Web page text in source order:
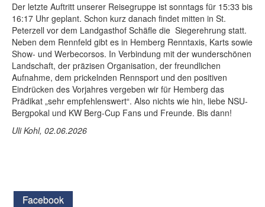
Der letzte Auftritt unserer Reisegruppe ist sonntags für 15:33 bis
16:17 Uhr geplant. Schon kurz danach findet mitten in St.
Peterzell vor dem Landgasthof Schäfle die Siegerehrung statt.
Neben dem Rennfeld gibt es in Hemberg Renntaxis, Karts sowie
Show- und Werbecorsos. In Verbindung mit der wunderschönen
Landschaft, der präzisen Organisation, der freundlichen
Aufnahme, dem prickelnden Rennsport und den positiven
Eindrücken des Vorjahres vergeben wir für Hemberg das
Prädikat „sehr empfehlenswert“. Also nichts wie hin, liebe NSU-
Bergpokal und KW Berg-Cup Fans und Freunde. Bis dann!
Uli Kohl, 02.06.2026
Facebook